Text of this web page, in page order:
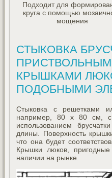
Подходит для
круга с помощью
мощения
СТЫКОВКА
КРЫШКАМИ
ПОДОБНЫМИ
Стыковка с решетками
например, 80 x 80 см,
использованием
длины. Поверхность
что она будет
Крышки люков,
наличии на рынке.